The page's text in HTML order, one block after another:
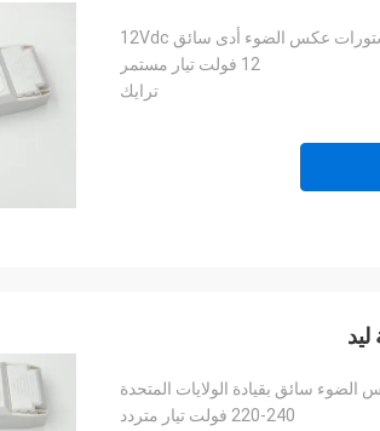
12 فولت تيار مستمر
ترايك
الضوء سائق بقيادة الولايات المتحدة
220-240 فولت تيار متردد